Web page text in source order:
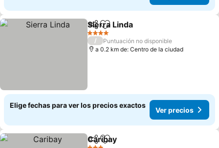
CompartirAgregar a favoritos
Sierra Linda
4 Estrellas
/
Puntuación no disponible
a 0.2 km de: Centro de la ciudad
Elige fechas para ver los precios exactos
Ver precios
CompartirAgregar a favoritos
Caribay